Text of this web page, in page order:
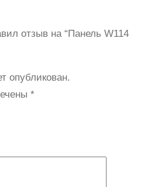
отзыв на “Панель W114
опубликован.
*